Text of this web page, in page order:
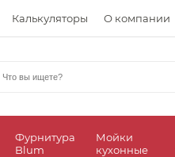
Калькуляторы О компании
Фурнитура
Blum
Мойки
кухонные